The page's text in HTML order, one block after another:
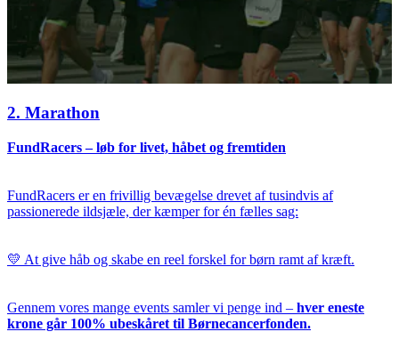
2. Marathon
FundRacers – løb for livet, håbet og fremtiden
FundRacers er en frivillig bevægelse drevet af tusindvis af
passionerede ildsjæle, der kæmper for én fælles sag:
💛 At give håb og skabe en reel forskel for børn ramt af kræft.
Gennem vores mange events samler vi penge ind – hver eneste
krone går 100% ubeskåret til Børnecancerfonden.